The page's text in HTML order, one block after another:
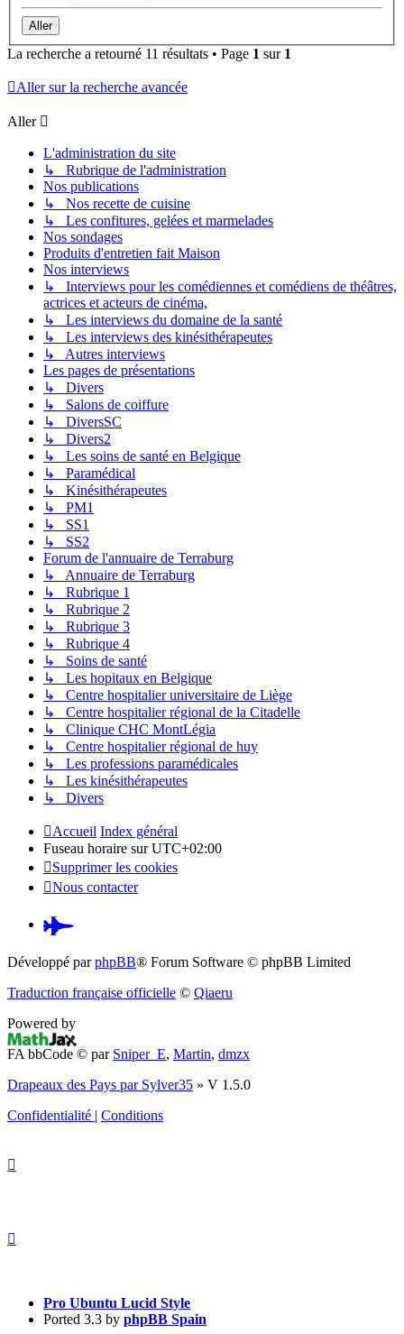
La recherche a retourné 11 résultats • Page 1 sur 1
Aller sur la recherche avancée
Aller
L'administration du site
↳ Rubrique de l'administration
Nos publications
↳ Nos recette de cuisine
↳ Les confitures, gelées et marmelades
Nos sondages
Produits d'entretien fait Maison
Nos interviews
↳ Interviews pour les comédiennes et comédiens de théâtres,
actrices et acteurs de cinéma,
↳ Les interviews du domaine de la santé
↳ Les interviews des kinésithérapeutes
↳ Autres interviews
Les pages de présentations
↳ Divers
↳ Salons de coiffure
↳ DiversSC
↳ Divers2
↳ Les soins de santé en Belgique
↳ Paramédical
↳ Kinésithérapeutes
↳ PM1
↳ SS1
↳ SS2
Forum de l'annuaire de Terraburg
↳ Annuaire de Terraburg
↳ Rubrique 1
↳ Rubrique 2
↳ Rubrique 3
↳ Rubrique 4
↳ Soins de santé
↳ Les hopitaux en Belgique
↳ Centre hospitalier universitaire de Liège
↳ Centre hospitalier régional de la Citadelle
↳ Clinique CHC MontLégia
↳ Centre hospitalier régional de huy
↳ Les professions paramédicales
↳ Les kinésithérapeutes
↳ Divers
Accueil Index général
Fuseau horaire surUTC+02:00
Supprimer les cookies
Nous contacter
Pardus.at
(S’ouvre
nouvel
Développé parphpBB® Forum Software © phpBB Limited
Traduction française officielle © Qiaeru
Powered by
FA bbCode © par Sniper_E, Martin, dmzx
Drapeaux des Pays par Sylver35 » V 1.5.0
Confidentialité
Conditions
Pro Ubuntu Lucid Style
Ported 3.3 by phpBB Spain